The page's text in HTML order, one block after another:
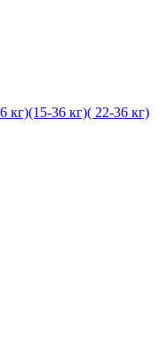
кг)(15-36 кг)( 22-36 кг)